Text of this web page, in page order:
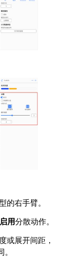
的右手臂。
启用分散动作。
或展开间距，